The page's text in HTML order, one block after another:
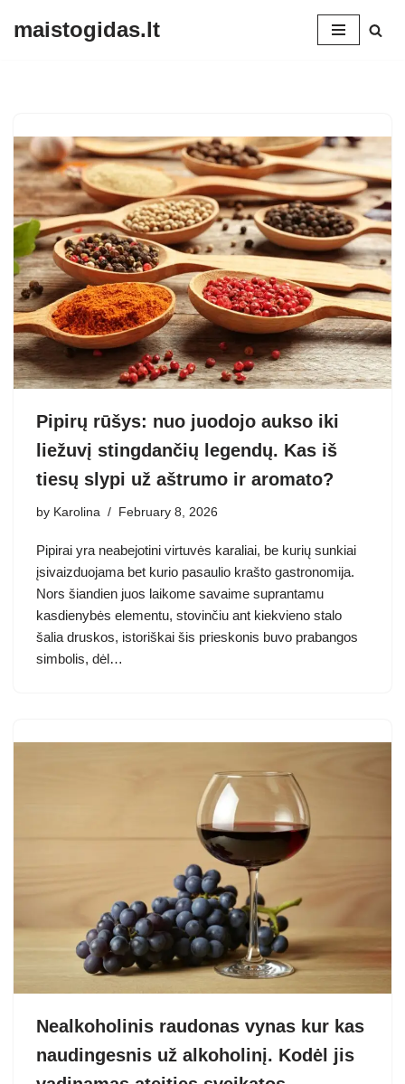
maistogidas.lt
Pipirų rūšys: nuo juodojo aukso iki
liežuvį stingdančių legendų. Kas iš
tiesų slypi už aštrumo ir aromato?
by Karolina February 8, 2026
Pipirai yra neabejotini virtuvės karaliai, be kurių sunkiai
įsivaizduojama bet kurio pasaulio krašto gastronomija.
Nors šiandien juos laikome savaime suprantamu
kasdienybės elementu, stovinčiu ant kiekvieno stalo
šalia druskos, istoriškai šis prieskonis buvo prabangos
simbolis, dėl…
Nealkoholinis raudonas vynas kur kas
naudingesnis už alkoholinį. Kodėl jis